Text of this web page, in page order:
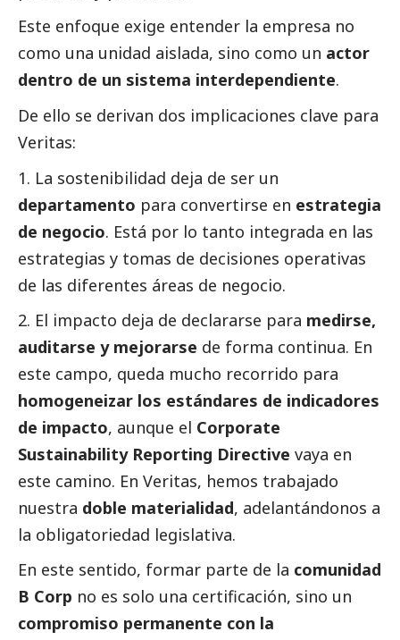
Este enfoque exige entender la empresa no
como una unidad aislada, sino como un actor
dentro de un sistema interdependiente.
De ello se derivan dos implicaciones clave para
Veritas:
La sostenibilidad deja de ser un
departamento para convertirse en estrategia
de negocio. Está por lo tanto integrada en las
estrategias y tomas de decisiones operativas
de las diferentes áreas de negocio.
El impacto deja de declararse para medirse,
auditarse y mejorarse de forma continua. En
este campo, queda mucho recorrido para
homogeneizar los estándares de indicadores
de impacto, aunque el Corporate
Sustainability Reporting Directive vaya en
este camino. En Veritas, hemos trabajado
nuestra doble materialidad, adelantándonos a
la obligatoriedad legislativa.
En este sentido, formar parte de la comunidad
B Corp no es solo una certificación, sino un
compromiso permanente con la